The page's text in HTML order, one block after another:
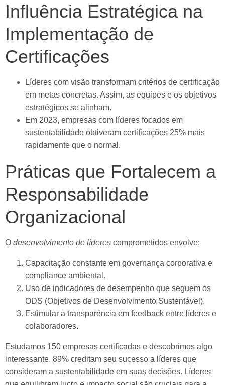
Influência Estratégica na
Implementação de
Certificações
Líderes com visão transformam critérios de certificação
em metas concretas. Assim, as equipes e os objetivos
estratégicos se alinham.
Em 2023, empresas com líderes focados em
sustentabilidade obtiveram certificações 25% mais
rapidamente que o normal.
Práticas que Fortalecem a
Responsabilidade
Organizacional
O desenvolvimento de líderes comprometidos envolve:
Capacitação constante em governança corporativa e
compliance ambiental.
Uso de indicadores de desempenho que seguem os
ODS (Objetivos de Desenvolvimento Sustentável).
Estimular a transparência em feedback entre líderes e
colaboradores.
Estudamos 150 empresas certificadas e descobrimos algo
interessante. 89% creditam seu sucesso a líderes que
consideram a sustentabilidade em suas decisões. Líderes